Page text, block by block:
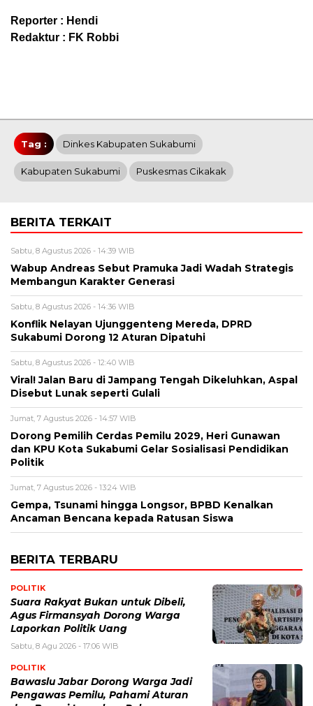
Reporter : Hendi
Redaktur : FK Robbi
Tag : Dinkes Kabupaten Sukabumi
Kabupaten Sukabumi Puskesmas Cikakak
BERITA TERKAIT
Sabtu, 8 Agustus 2026 - 14:39 WIB
Wabup Andreas Sebut Pramuka Jadi Wadah Strategis
Membangun Karakter Generasi ‎
Sabtu, 8 Agustus 2026 - 14:36 WIB
Konflik Nelayan Ujunggenteng Mereda, DPRD
Sukabumi Dorong 12 Aturan Dipatuhi
Sabtu, 8 Agustus 2026 - 12:40 WIB
Viral! Jalan Baru di Jampang Tengah Dikeluhkan, Aspal
Disebut Lunak seperti Gulali
Jumat, 7 Agustus 2026 - 14:57 WIB
Dorong Pemilih Cerdas Pemilu 2029, Heri Gunawan
dan KPU Kota Sukabumi Gelar Sosialisasi Pendidikan
Politik
Jumat, 7 Agustus 2026 - 13:24 WIB
Gempa, Tsunami hingga Longsor, BPBD Kenalkan
Ancaman Bencana kepada Ratusan Siswa
BERITA TERBARU
POLITIK
Suara Rakyat Bukan untuk Dibeli,
Agus Firmansyah Dorong Warga
Laporkan Politik Uang
Sabtu, 8 Agu 2026 - 17:06 WIB
POLITIK
Bawaslu Jabar Dorong Warga Jadi
Pengawas Pemilu, Pahami Aturan